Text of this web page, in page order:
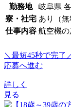
勤務地
岐阜県
寮・社宅 あり（無
仕事内容 航空機の
＼最短45秒で完了
応募へ進む
詳しく
見る